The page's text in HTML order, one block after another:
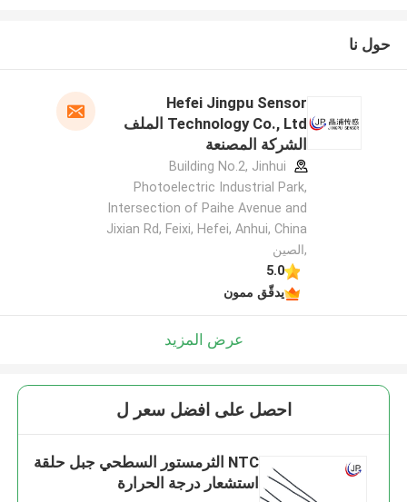
حول نا
Hefei Jingpu Sensor
Technology Co., Ltd الملف
الشركة المصنعة
Building No.2, Jinhui
Photoelectric Industrial Park,
Intersection of Paihe Avenue and
Jixian Rd, Feixi, Hefei, Anhui, China
,الصين
5.0
يدقّق ممون
عرض المزيد
احصل على افضل سعر ل
NTC الثرمستور السطحي جبل حلقة
استشعار درجة الحرارة